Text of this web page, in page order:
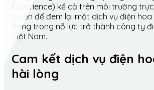
Experience) kể cả trên môi trường
tuyến để đem lại một dịch vụ điện
đáng trong nỗ lực trở thành công ty
Việt Nam.
Cam kết dịch vụ điện
hài lòng